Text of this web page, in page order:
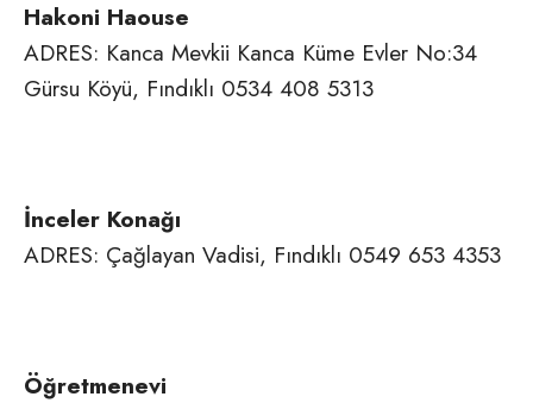
Hakoni Haouse
ADRES: Kanca Mevkii Kanca Küme Evler No:34
Gürsu Köyü, Fındıklı 0534 408 5313
İnceler Konağı
ADRES: Çağlayan Vadisi, Fındıklı 0549 653 4353
Öğretmenevi